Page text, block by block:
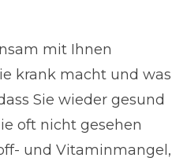
mit Ihnen
krank macht und was
Sie wieder gesund
oft nicht gesehen
und Vitaminmangel,